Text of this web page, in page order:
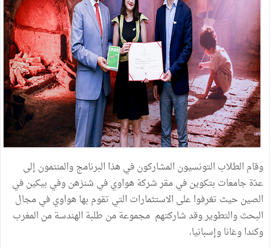
وقام الطلاب التونسيون المشاركون في هذا البرنامج والمنتمون إلى
عدّة جامعات بتكوين في مقر شركة هواوي في شنزهن وفي بيكين في
الصين حيث تعّرفوا على الاستثمارات التي تقوم بها هواوي في مجال
البحث والتطوير وقد شاركتهم مجموعة من طلبة الهندسة من المغرب
وكندا وغانا وإسبانيا.